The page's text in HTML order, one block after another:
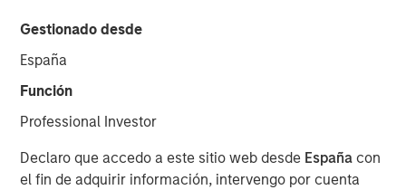
Gestionado desde
España
Función
Professional Investor
Declaro que accedo a este sitio web desde España con
el fin de adquirir información, intervengo por cuenta
focus on seeking maximized return with benchmark-level
risk, how they look for inefficiencies within fallen angels
and opportunities in rising stars and how that plays out in
their bottom-up, value driven investment philosophy.
Listen to Podcast